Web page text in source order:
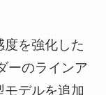
を強化した
ーのラインア
モデルを追加